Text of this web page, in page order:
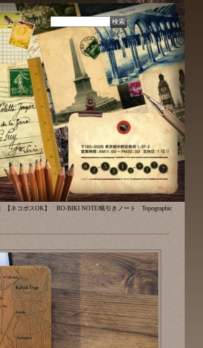
合わせ 商品検索:
【ネコポスOK】 RO-BIKI NOTE/蝋引きノート Topographic